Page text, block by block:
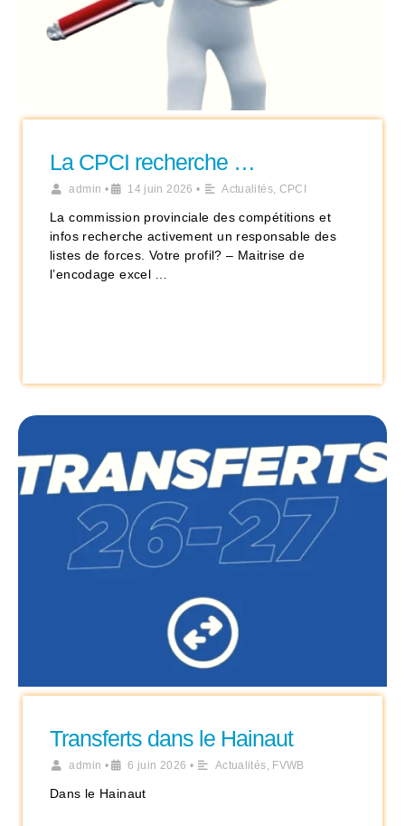
La CPCI recherche …
admin • 14 juin 2026 • Actualités, CPCI
La commission provinciale des compétitions et
infos recherche activement un responsable des
listes de forces. Votre profil? – Maitrise de
l’encodage excel …
Transferts dans le Hainaut
admin • 6 juin 2026 • Actualités, FVWB
Dans le Hainaut